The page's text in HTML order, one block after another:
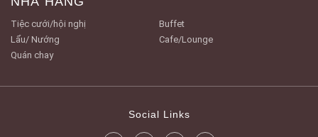
Tiệc cưới/hội nghị
Buffet
Lẩu/ Nướng
Cafe/Lounge
Quán chay
Social Links